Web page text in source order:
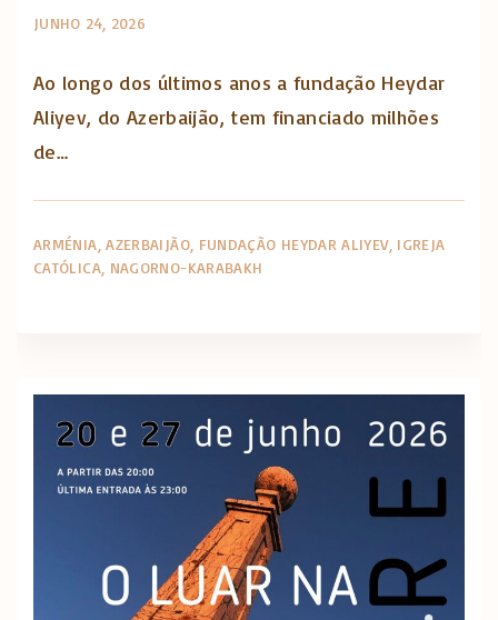
JUNHO 24, 2026
Ao longo dos últimos anos a fundação Heydar
Aliyev, do Azerbaijão, tem financiado milhões
de…
ARMÉNIA AZERBAIJÃO FUNDAÇÃO HEYDAR ALIYEV IGREJA
CATÓLICA NAGORNO-KARABAKH